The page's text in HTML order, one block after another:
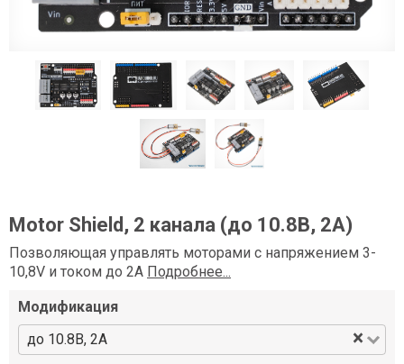
Motor Shield, 2 канала (до 10.8В, 2А)
Позволяющая управлять моторами с напряжением 3-
10,8V и током до 2А Подробнее...
Модификация
до 10.8В, 2А
×